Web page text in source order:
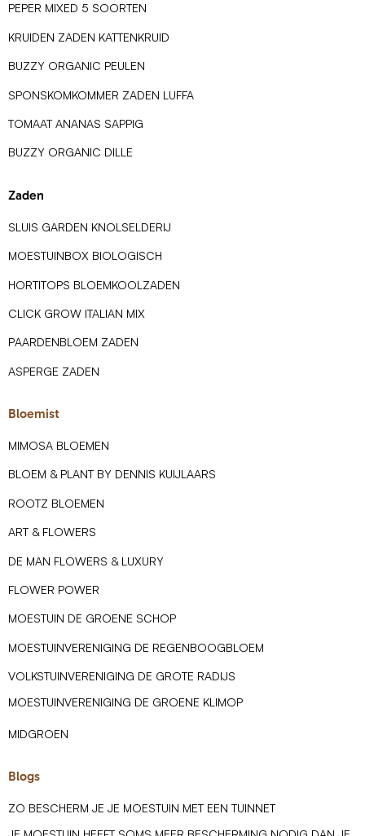
PEPER MIXED 5 SOORTEN
KRUIDEN ZADEN KATTENKRUID
BUZZY ORGANIC PEULEN
SPONSKOMKOMMER ZADEN LUFFA
TOMAAT ANANAS SAPPIG
BUZZY ORGANIC DILLE
Zaden
SLUIS GARDEN KNOLSELDERIJ
MOESTUINBOX BIOLOGISCH
HORTITOPS BLOEMKOOLZADEN
CLICK GROW ITALIAN MIX
PAARDENBLOEM ZADEN
ASPERGE ZADEN
Bloemist
MIMOSA BLOEMEN
BLOEM & PLANT BY DENNIS KUIJLAARS
ROOTZ BLOEMEN
ART & FLOWERS
DE MAN FLOWERS & LUXURY
FLOWER POWER
MOESTUIN DE GROENE SCHOP
MOESTUINVERENIGING DE REGENBOOGBLOEM
VOLKSTUINVERENIGING DE GROTE RADIJS
MOESTUINVERENIGING DE GROENE KLIMOP
MIDGROEN
Blogs
ZO BESCHERM JE JE MOESTUIN MET EEN TUINNET